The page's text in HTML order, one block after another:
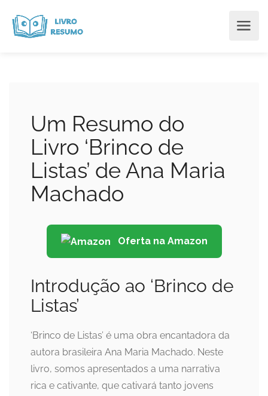
Um Resumo do
Livro ‘Brinco de
Listas’ de Ana Maria
Machado
Oferta na Amazon
Introdução ao ‘Brinco de
Listas’
‘Brinco de Listas’ é uma obra encantadora da
autora brasileira Ana Maria Machado. Neste
livro, somos apresentados a uma narrativa
rica e cativante, que cativará tanto jovens